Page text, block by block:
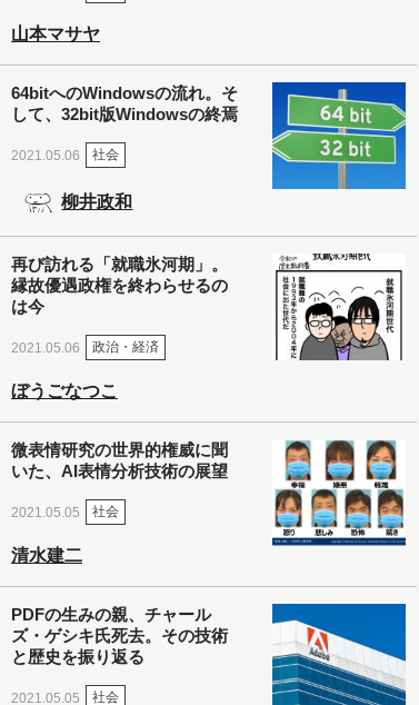
山本マサヤ
64bitへのWindowsの流れ。そ
して、32bit版Windowsの終焉
2021.05.06 社会
柳井政和
再び訪れる「就職氷河期」。
縁故優遇政権を終わらせるの
は今
2021.05.06 政治・経済
ぼうごなつこ
微表情研究の世界的権威に聞
いた、AI表情分析技術の展望
2021.05.05 社会
清水建二
PDFの生みの親、チャール
ズ・ゲシキ氏死去。その技術
と歴史を振り返る
2021.05.05 社会